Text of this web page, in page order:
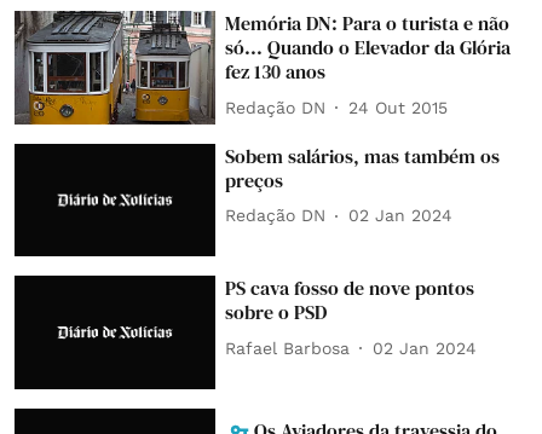
Memória DN: Para o turista e não
só... Quando o Elevador da Glória
fez 130 anos
Redação DN 24 Out 2015
Sobem salários, mas também os
preços
Redação DN 02 Jan 2024
PS cava fosso de nove pontos
sobre o PSD
Rafael Barbosa 02 Jan 2024